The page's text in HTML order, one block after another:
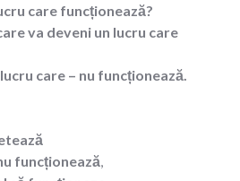
care funcționează?
va deveni un lucru care
care – nu funcționează.
funcționează,